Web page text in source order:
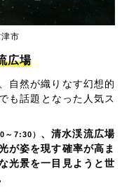
津市
広場
自然が織りなす幻想的
も話題となった人気ス
～7:30） 、清水渓流広場
が姿を現す確率が高ま
光景を一目見ようと世